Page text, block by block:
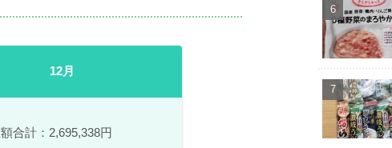
12月
合計：2,695,338円